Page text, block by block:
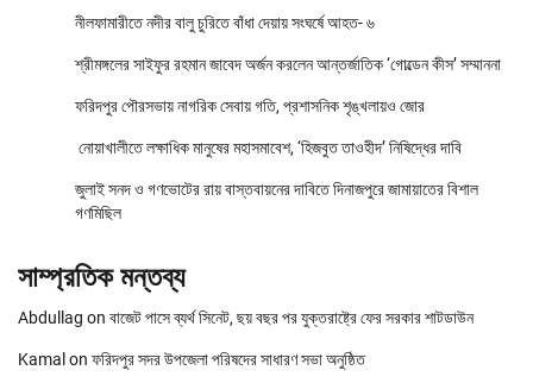
নীলফামারীতে নদীর বালু চুরিতে বাঁধা দেয়ায় সংঘর্ষে আহত- ৬
শ্রীমঙ্গলের সাইফুর রহমান জাবেদ অর্জন করলেন আন্তর্জাতিক ‘গোল্ডেন কীস’ সম্মাননা
ফরিদপুর পৌরসভায় নাগরিক সেবায় গতি, প্রশাসনিক শৃঙ্খলায়ও জোর
নোয়াখালীতে লক্ষাধিক মানুষের মহাসমাবেশ, ‘হিজবুত তাওহীদ’ নিষিদ্ধের দাবি
জুলাই সনদ ও গণভোটের রায় বাস্তবায়নের দাবিতে দিনাজপুরে জামায়াতের বিশাল
গণমিছিল
সাম্প্রতিক মন্তব্য
Abdullag on বাজেট পাসে ব্যর্থ সিনেট, ছয় বছর পর যুক্তরাষ্ট্রে ফের সরকার শাটডাউন
Kamal on ফরিদপুর সদর উপজেলা পরিষদের সাধারণ সভা অনুষ্ঠিত